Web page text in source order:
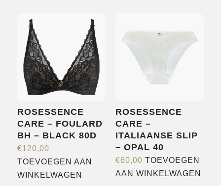
MERKEN
NIEUWS
CONTACT
ROSESSENCE
CARE – FOULARD
BH – BLACK 80D
€120,00
TOEVOEGEN AAN
WINKELWAGEN
ROSESSENCE
CARE –
ITALIAANSE SLIP
– OPAL 40
€60,00 TOEVOEGEN
AAN WINKELWAGEN